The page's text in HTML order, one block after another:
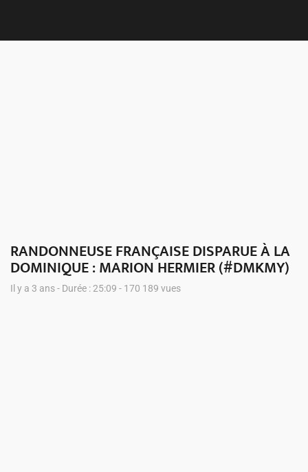
RANDONNEUSE FRANÇAISE DISPARUE À LA
DOMINIQUE : MARION HERMIER (#DMKMY)
Il y a 3 ans - Durée : 25:09 - 170 189 vues